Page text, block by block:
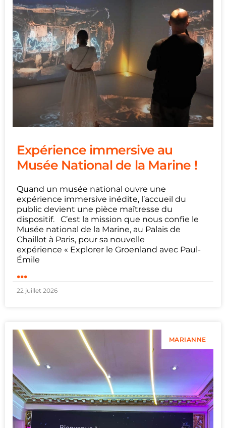
Expérience immersive au
Musée National de la Marine !
Quand un musée national ouvre une
expérience immersive inédite, l’accueil du
public devient une pièce maîtresse du
dispositif. C’est la mission que nous confie le
Musée national de la Marine, au Palais de
Chaillot à Paris, pour sa nouvelle
expérience « Explorer le Groenland avec Paul-
Émile
...
22 juillet 2026
MARIANNE